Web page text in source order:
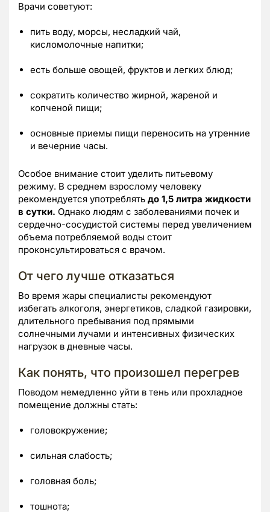
Врачи советуют:
пить воду, морсы, несладкий чай,
кисломолочные напитки;
есть больше овощей, фруктов и легких блюд;
сократить количество жирной, жареной и
копченой пищи;
основные приемы пищи переносить на утренние
и вечерние часы.
Особое внимание стоит уделить питьевому
режиму. В среднем взрослому человеку
рекомендуется употреблять до 1,5 литра жидкости
в сутки. Однако людям с заболеваниями почек и
сердечно-сосудистой системы перед увеличением
объема потребляемой воды стоит
проконсультироваться с врачом.
От чего лучше отказаться
Во время жары специалисты рекомендуют
избегать алкоголя, энергетиков, сладкой газировки,
длительного пребывания под прямыми
солнечными лучами и интенсивных физических
нагрузок в дневные часы.
Как понять, что произошел перегрев
Поводом немедленно уйти в тень или прохладное
помещение должны стать:
головокружение;
сильная слабость;
головная боль;
тошнота;